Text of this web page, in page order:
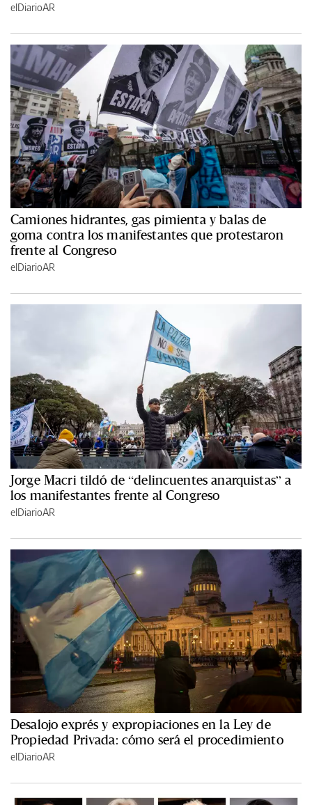
elDiarioAR
Camiones hidrantes, gas pimienta y balas de
goma contra los manifestantes que protestaron
frente al Congreso
elDiarioAR
Jorge Macri tildó de “delincuentes anarquistas” a
los manifestantes frente al Congreso
elDiarioAR
Desalojo exprés y expropiaciones en la Ley de
Propiedad Privada: cómo será el procedimiento
elDiarioAR